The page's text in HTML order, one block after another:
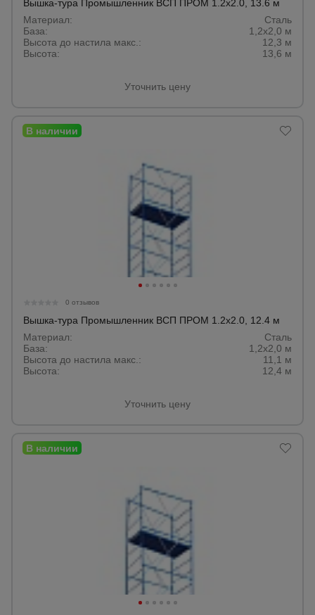
Вышка-тура Промышленник ВСП ПРОМ 1.2х2.0, 13.6 м
Материал:
Сталь
База:
1,2х2,0 м
Высота до настила макс.:
12,3 м
Высота:
13,6 м
Уточнить цену
0 отзывов
Вышка-тура Промышленник ВСП ПРОМ 1.2х2.0, 12.4 м
Материал:
Сталь
База:
1,2х2,0 м
Высота до настила макс.:
11,1 м
Высота:
12,4 м
Уточнить цену